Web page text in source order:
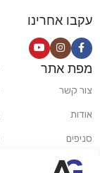
עקבו אחרינו
מפת אתר
צור קשר
אודות
סניפים
משלוחים ואיסוף עצמי